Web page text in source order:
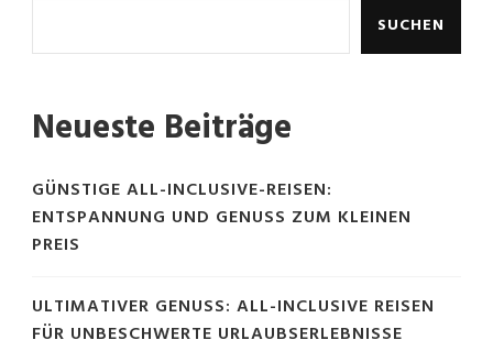
SUCHEN
Neueste Beiträge
GÜNSTIGE ALL-INCLUSIVE-REISEN:
ENTSPANNUNG UND GENUSS ZUM KLEINEN
PREIS
ULTIMATIVER GENUSS: ALL-INCLUSIVE REISEN
FÜR UNBESCHWERTE URLAUBSERLEBNISSE